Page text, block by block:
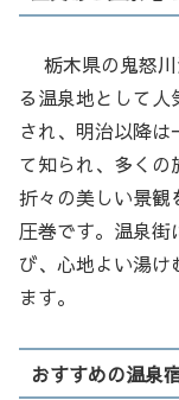
栃木県の鬼怒川
る温泉地として人
され、明治以降
て知られ、多くの
折々の美しい景観
圧巻です。温泉街
び、心地よい湯け
ます。
おすすめの温泉